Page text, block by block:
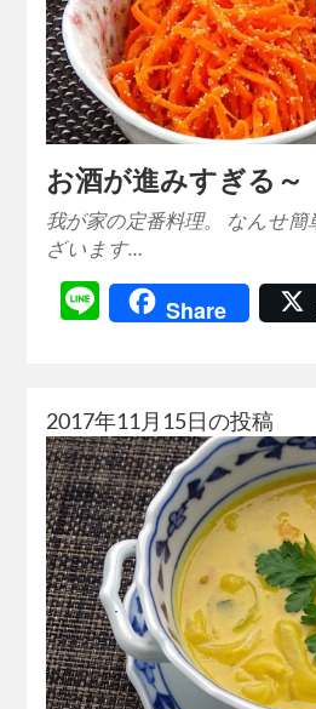
お酒が進みすぎる～
我が家の定番料理。 なんせ
ざいます…
LineShare
2017年11月15日の投稿